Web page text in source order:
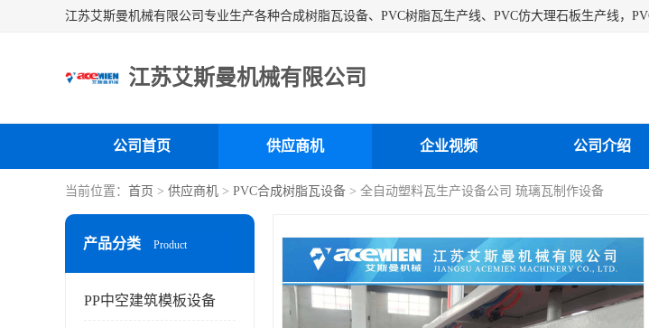
江苏艾斯曼机械有限公司
公司首页 供应商机 企业视频 公司介绍
当前位置： 首页 > 供应商机 > PVC合成树脂瓦设备 > 全自动塑料瓦生产设备公司 琉璃瓦制作设备
产品分类 Product
PP中空建筑模板设备